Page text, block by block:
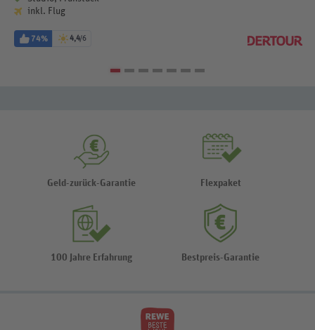
inkl. Flug
74% 4,4/6
Geld-zurück-Garantie Flexpaket
100 Jahre Erfahrung Bestpreis-Garantie